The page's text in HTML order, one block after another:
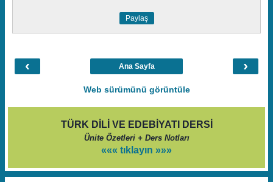
Paylaş
‹ ›
Ana Sayfa
Web sürümünü görüntüle
TÜRK DİLİ VE EDEBİYATI DERSİ
Ünite Özetleri + Ders Notları
««« tıklayın »»»